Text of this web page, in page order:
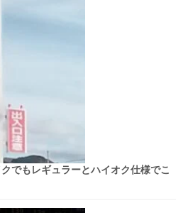
でもレギュラーとハイオク仕様でこ